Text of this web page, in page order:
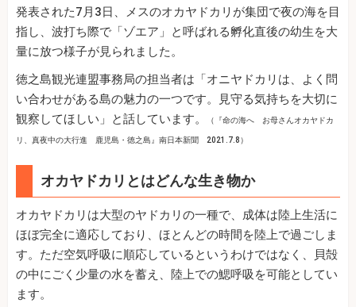
発表された7月3日、メスのオカヤドカリが集団で夜の海を目
指し、波打ち際で「ゾエア」と呼ばれる孵化直後の幼生を大
量に放つ様子が見られました。
徳之島観光連盟事務局の担当者は「オニヤドカリは、よく問
い合わせがある島の魅力の一つです。見守る気持ちを大切に
観察してほしい」と話しています。
（『命の海へ お母さんオカヤドカ
リ、真夜中の大行進 鹿児島・徳之島』南日本新聞 2021.7.8）
オカヤドカリとはどんな生き物か
オカヤドカリは大型のヤドカリの一種で、成体は陸上生活に
ほぼ完全に適応しており、ほとんどの時間を陸上で過ごしま
す。ただ空気呼吸に順応しているというわけではなく、貝殻
の中にごく少量の水を蓄え、陸上での鰓呼吸を可能としてい
ます。